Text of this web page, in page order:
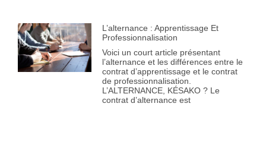
L’alternance : Apprentissage Et
Professionnalisation
Voici un court article présentant
l’alternance et les différences entre le
contrat d’apprentissage et le contrat
de professionnalisation.
L’ALTERNANCE, KÉSAKO ? Le
contrat d’alternance est